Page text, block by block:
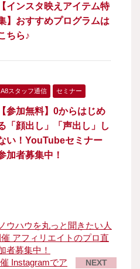
【インスタ映えアイテム特
】おすすめプログラムは
ちら♪
A8スタッフ通信 セミナー
【参加無料】0からはじめ
「顔出し」「声出し」し
い！YouTubeセミナー
加者募集中！
ウハウを丸っと聞きたい人
アフィリエイトのプロ直
者募集中！
Instagramでア
NEXT